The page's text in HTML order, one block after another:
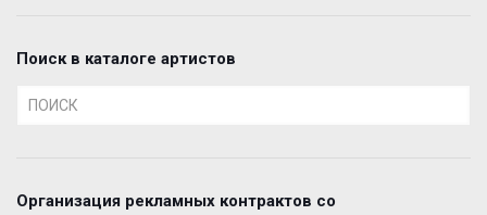
Поиск в каталоге артистов
Организация рекламных контрактов со